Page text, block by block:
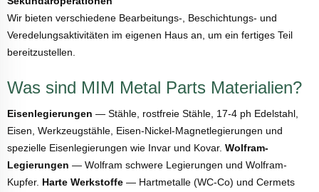
Wir bieten verschiedene Bearbeitungs-, Beschichtungs- und
Veredelungsaktivitäten im eigenen Haus an, um ein fertiges Teil
bereitzustellen.
Was sind MIM Metal Parts Materialien?
Eisenlegierungen — Stähle, rostfreie Stähle, 17-4 ph Edelstahl,
Eisen, Werkzeugstähle, Eisen-Nickel-Magnetlegierungen und
spezielle Eisenlegierungen wie Invar und Kovar. Wolfram-
Legierungen — Wolfram schwere Legierungen und Wolfram-
Kupfer. Harte Werkstoffe — Hartmetalle (WC-Co) und Cermets